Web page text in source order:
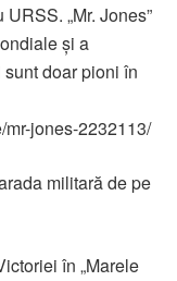
„Mr. Jones”
și a
doar pioni în
jones-2232113/
militară de pe
în „Marele